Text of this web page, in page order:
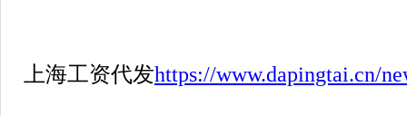
上海工资代发https://www.dapingtai.cn/